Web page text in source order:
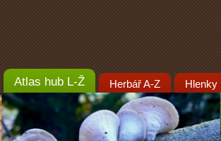
Atlas hub L-Ž Herbář A-Z Hlenky